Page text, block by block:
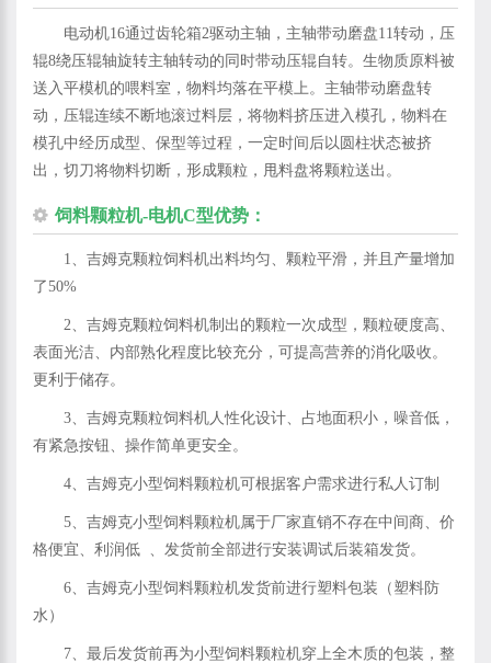
电动机16通过齿轮箱2驱动主轴，主轴带动磨盘11转动，压
辊8绕压辊轴旋转主轴转动的同时带动压辊自转。生物质原料被
送入平模机的喂料室，物料均落在平模上。主轴带动磨盘转
动，压辊连续不断地滚过料层，将物料挤压进入模孔，物料在
模孔中经历成型、保型等过程，一定时间后以圆柱状态被挤
出，切刀将物料切断，形成颗粒，甩料盘将颗粒送出。
饲料颗粒机-电机C型优势：
1、吉姆克颗粒饲料机出料均匀、颗粒平滑，并且产量增加
了50%
2、吉姆克颗粒饲料机制出的颗粒一次成型，颗粒硬度高、
表面光洁、内部熟化程度比较充分，可提高营养的消化吸收。
更利于储存。
3、吉姆克颗粒饲料机人性化设计、占地面积小，噪音低，
有紧急按钮、操作简单更安全。
4、吉姆克小型饲料颗粒机可根据客户需求进行私人订制
5、吉姆克小型饲料颗粒机属于厂家直销不存在中间商、价
格便宜、利润低 、发货前全部进行安装调试后装箱发货。
6、吉姆克小型饲料颗粒机发货前进行塑料包装（塑料防
水）
7、最后发货前再为小型饲料颗粒机穿上全木质的包装，整